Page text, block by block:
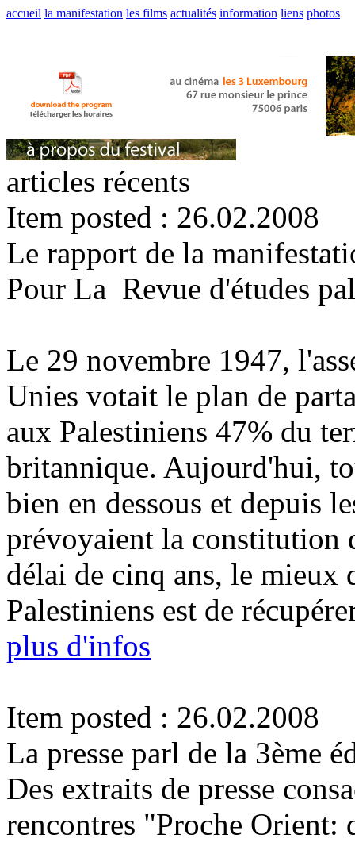
accueil la manifestation les films actualités information liens photos
articles récents
Item posted : 26.02.2008
Le rapport de la
Pour La Revue d'études
Le 29 novembre 1947,
Unies votait le plan de
aux Palestiniens 47% du
britannique. Aujourd'hui,
bien en dessous et depuis
prévoyaient la constitution
délai de cinq ans, le mieux
Palestiniens est de
plus d'infos
Item posted : 26.02.2008
La presse parl de la 3ème
Des extraits de presse
rencontres "Proche Orient: